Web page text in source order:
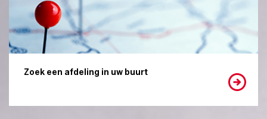
Zoek een afdeling in uw buurt